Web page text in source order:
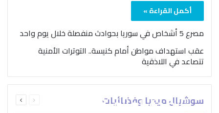
أكمل القراءة »
مصرع 5 أشخاص في سوريا بحوادث منفصلة خلال يوم واحد
عقب استهداف مواطن أمام كنيسة.. التوترات الأمنية
تتصاعد في اللاذقية
سوشيال ميديا وفضائيات الصفحةالصفحة
بمناسبة اليوم الدولي..
“الصحة العالمية” تؤكد